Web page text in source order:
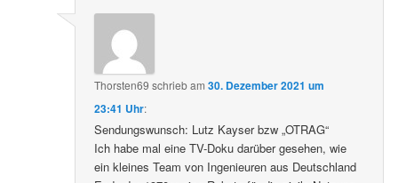
Thorsten69 schriebam30. Dezember 2021 um
23:41 Uhr:
Sendungswunsch: Lutz Kayser bzw „OTRAG“
Ich habe mal eine TV-Doku darüber gesehen, wie
ein kleines Team von Ingenieuren aus Deutschland